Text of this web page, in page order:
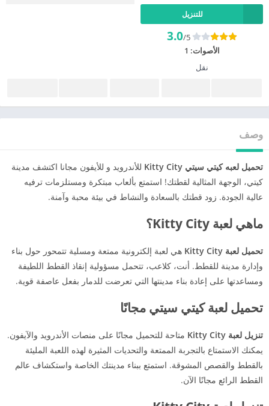
للتنزيل
3.0/5
الأصوات: 1
نقل
وصف
تحميل لعبه كيتي سيتي Kitty City
للأندرويد و للأيفون مجانا اكتشف مدينة
كيتي، الوجهة المثالية لقطتك! استمتع بألعاب مبتكرة ومستلزمات ترفيه
عالية الجودة. زود قطتك بالسعادة والنشاط في بيئة محبة وآمنة.
ماهي لعبة Kitty City؟
تحميل لعبة Kitty City
هي لعبة إلكترونية ممتعة ومسلية تتمحور حول بناء
وإدارة مدينة للقطط. أنت، كلاعب، تتحمل مسؤولية إنقاذ القطط اللطيفة
ومساعدتها على إعادة بناء مدينتها التي تعرضت للدمار بفعل عاصفة قوية.
تحميل لعبة كيتي سيتي مجانًا
تنزيل لعبة Kitty City
متاحة للتحميل مجانًا على منصات الأندرويد والآيفون.
يمكنك الاستمتاع بالتجربة الممتعة والتحديات المثيرة لهذه اللعبة المليئة
بالقطط والقصص المشوقة. استمتع ببناء مدينتك الخاصة واستكشاف عالم
القطط الرائع مجانًا الآن.